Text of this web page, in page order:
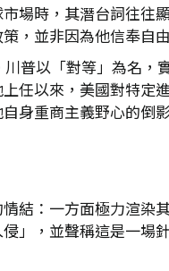
場時，其潛台詞往往
，並非因為他信奉自
普以「對等」為名
任以來，美國對特
身重商主義野心的
結：一方面極力渲
」，並聲稱這是一